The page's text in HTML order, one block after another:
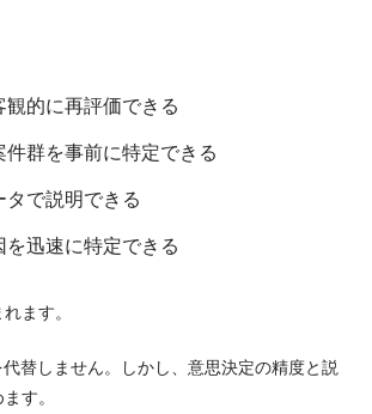
的に再評価できる
件群を事前に特定できる
で説明できる
迅速に特定できる
ます。
替しません。しかし、意思決定の精度と説
す。